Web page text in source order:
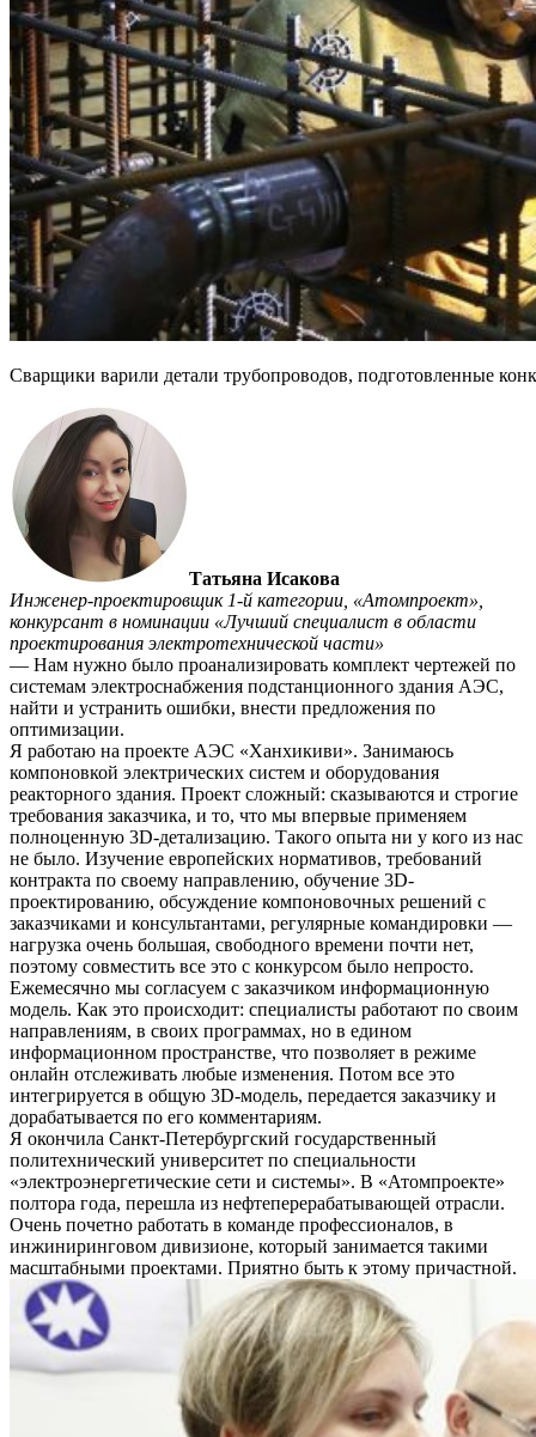
Сварщики варили детали трубопроводов, подготовленные
Татьяна Исакова
Инженер-проектировщик 1-й категории, «Атомпроект»,
конкурсант в номинации «Лучший специалист в области
проектирования электротехнической части»
— Нам нужно было проанализировать комплект чертежей по
системам электроснабжения подстанционного здания АЭС,
найти и устранить ошибки, внести предложения по
оптимизации.
Я работаю на проекте АЭС «Ханхикиви». Занимаюсь
компоновкой электрических систем и оборудования
реакторного здания. Проект сложный: сказываются и строгие
требования заказчика, и то, что мы впервые применяем
полноценную 3D-детализацию. Такого опыта ни у кого из нас
не было. Изучение европейских нормативов, требований
контракта по своему направлению, обучение 3D-
проектированию, обсуждение компоновочных решений с
заказчиками и консультантами, регулярные командировки —
нагрузка очень большая, свободного времени почти нет,
поэтому совместить все это с конкурсом было непросто.
Ежемесячно мы согласуем с заказчиком информационную
модель. Как это происходит: специалисты работают по своим
направлениям, в своих программах, но в едином
информационном пространстве, что позволяет в режиме
онлайн отслеживать любые изменения. Потом все это
интегрируется в общую 3D-модель, передается заказчику и
дорабатывается по его комментариям.
Я окончила Санкт-Петербургский государственный
политехнический университет по специальности
«электроэнергетические сети и системы». В «Атомпроекте»
полтора года, перешла из нефтеперерабатывающей отрасли.
Очень почетно работать в команде профессионалов, в
инжиниринговом дивизионе, который занимается такими
масштабными проектами. Приятно быть к этому причастной.